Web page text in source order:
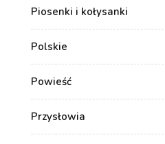
Piosenki i kołysanki
Polskie
Powieść
Przysłowia